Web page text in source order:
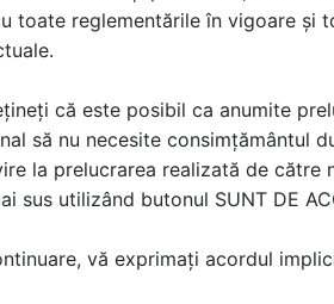
Ne puteți contacta pe site,
mereu aceleași servicii
pentru a selecta cele mai
soluția perfectă pentru a vă
privește funcționalitatea,
de produse sanitare, ne
și comoditatea pentru
și de o experiență de navigare pe
toate reglementările în vigoare și
că este posibil ca anumite
să nu necesite consimțământul
la prelucrarea realizată de către
sus utilizând butonul SUNT DE
vă exprimați acordul